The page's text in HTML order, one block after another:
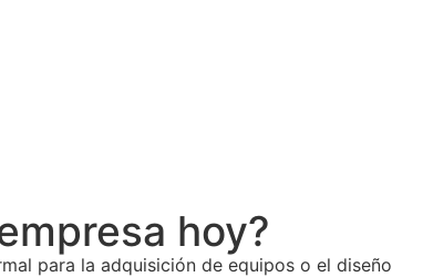
hoy?
para la adquisición de equipos o el diseño